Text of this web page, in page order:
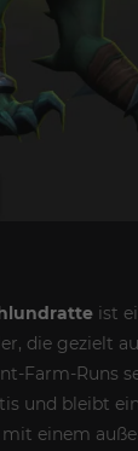
ist
die gezielt
Farm-Runs
und bleibt
einem